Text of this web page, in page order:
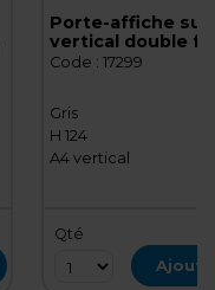
Porte-affiche sur
vertical double
message sur
Code : 17299
Gris
H 124
A4 vertical
Qté